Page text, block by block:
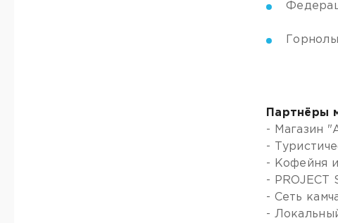
Партнёры
- Магазин
-
- Кофейня
- PROJECT
- Сеть
-